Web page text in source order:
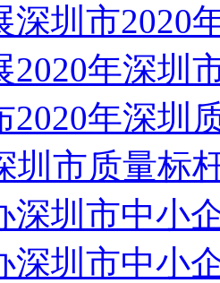
深圳市2020
2020年深圳
2020年深圳
圳市质量标
深圳市中小
深圳市中小